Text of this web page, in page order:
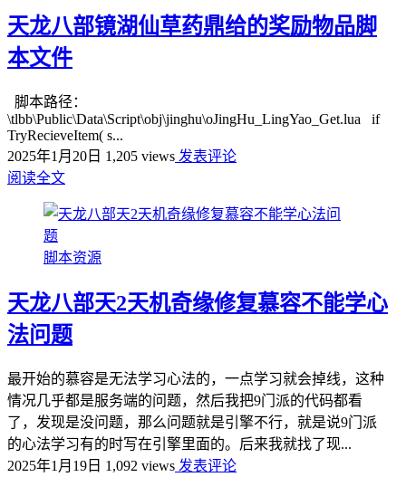
天龙八部镜湖仙草药鼎给的奖励物品脚
本文件
脚本路径：
\tlbb\Public\Data\Script\obj\jinghu\oJingHu_LingYao_Get.lua if
TryRecieveItem( s...
2025年1月20日 1,205 views 发表评论
阅读全文
脚本资源
天龙八部天2天机奇缘修复慕容不能学心
法问题
最开始的慕容是无法学习心法的，一点学习就会掉线，这种
情况几乎都是服务端的问题，然后我把9门派的代码都看
了，发现是没问题，那么问题就是引擎不行，就是说9门派
的心法学习有的时写在引擎里面的。后来我就找了现...
2025年1月19日 1,092 views 发表评论